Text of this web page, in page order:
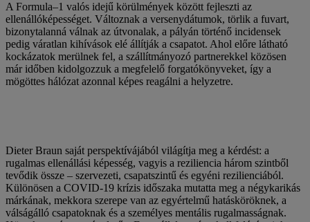
A Formula–1 valós idejű körülmények között fejleszti az
ellenállóképességet. Változnak a versenydátumok, törlik a fuvart,
bizonytalanná válnak az útvonalak, a pályán történő incidensek
pedig váratlan kihívások elé állítják a csapatot. Ahol előre látható
kockázatok merülnek fel, a szállítmányozó partnerekkel közösen
már időben kidolgozzuk a megfelelő forgatókönyveket, így a
mögöttes hálózat azonnal képes reagálni a helyzetre.
Dieter Braun saját perspektívájából világítja meg a kérdést: a
rugalmas ellenállási képesség, vagyis a reziliencia három szintből
tevődik össze – szervezeti, csapatszintű és egyéni rezilienciából.
Különösen a COVID-19 krízis időszaka mutatta meg a négykarikás
márkának, mekkora szerepe van az egyértelmű hatásköröknek, a
válságálló csapatoknak és a személyes mentális rugalmasságnak.